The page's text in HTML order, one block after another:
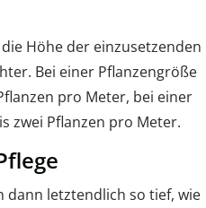
Höhe der einzusetzenden
Bei einer Pflanzengröße
pro Meter, bei einer
zwei Pflanzen pro Meter.
dann letztendlich so tief, wie